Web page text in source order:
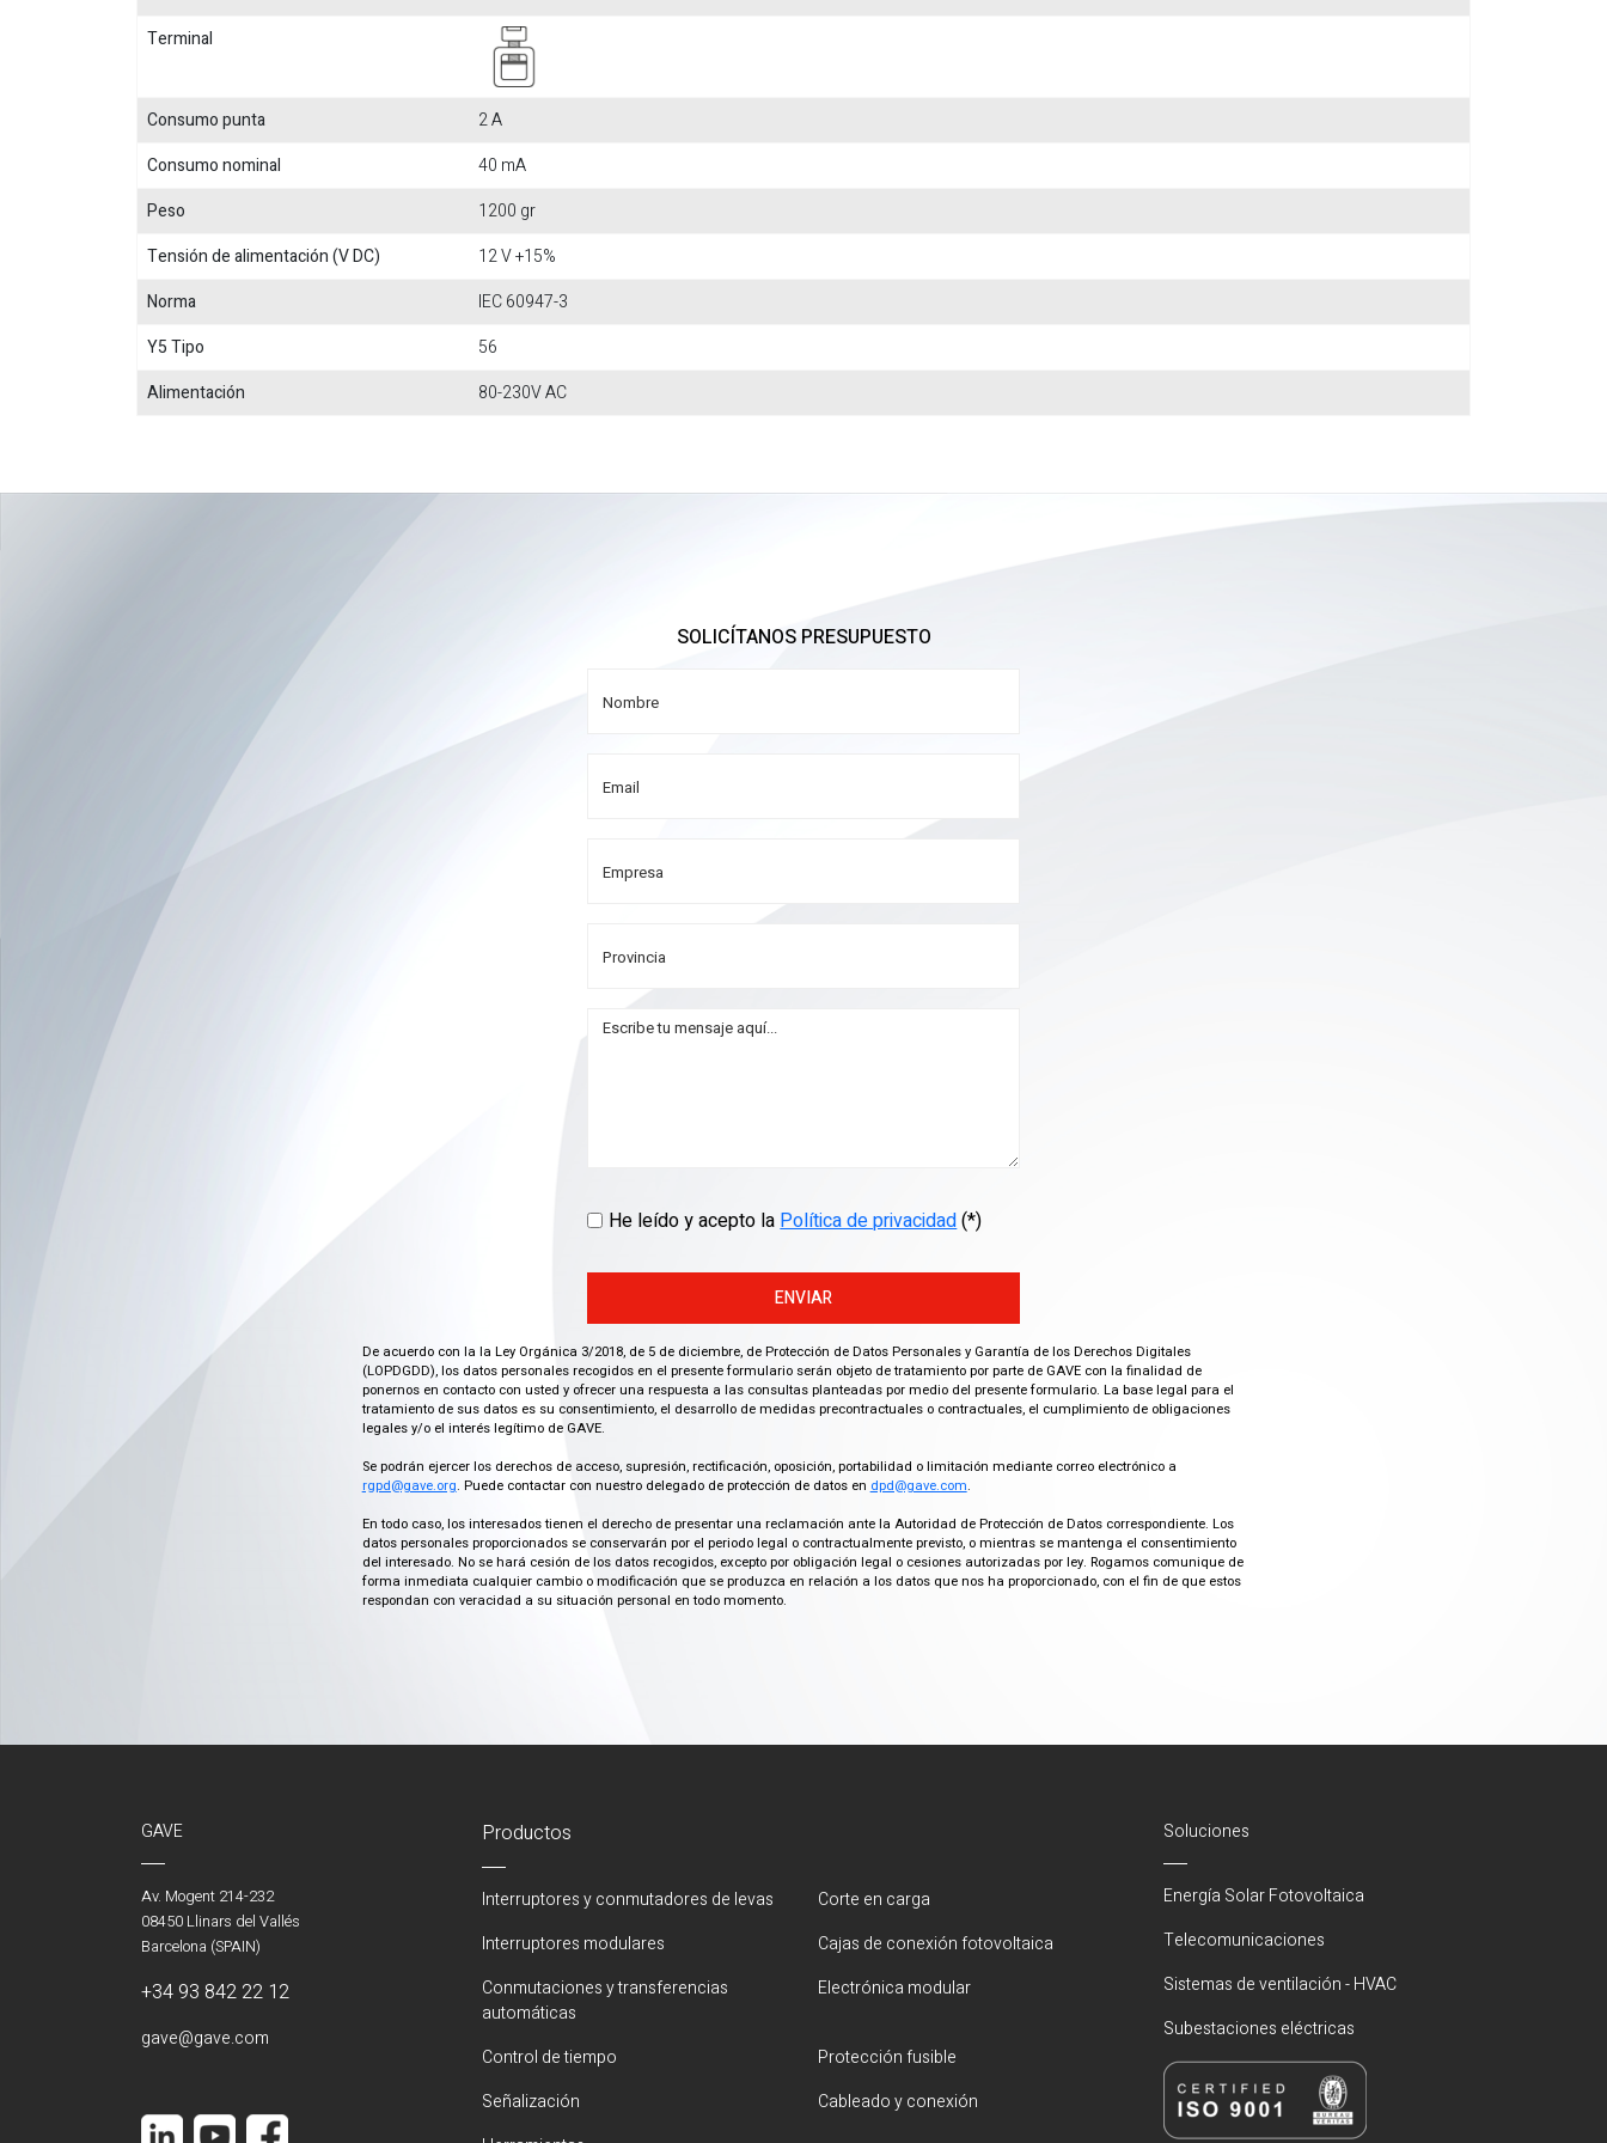
Terminal
Consumo punta
2 A
Consumo nominal
40 mA
Peso
1200 gr
Tensión de alimentación (V DC)
12 V +15%
Norma
IEC 60947-3
Y5 Tipo
56
Alimentación
80-230V AC
SOLICÍTANOS PRESUPUESTO
He leído y acepto laPolítica de privacidad(*)
ENVIAR
De acuerdo con la la Ley Orgánica 3/2018, de 5 de diciembre, de Protección de Datos Personales y Garantía de los Derechos Digitales
(LOPDGDD), los datos personales recogidos en el presente formulario serán objeto de tratamiento por parte de GAVE con la finalidad de
ponernos en contacto con usted y ofrecer una respuesta a las consultas planteadas por medio del presente formulario. La base legal para el
tratamiento de sus datos es su consentimiento, el desarrollo de medidas precontractuales o contractuales, el cumplimiento de obligaciones
legales y/o el interés legítimo de GAVE.
Se podrán ejercer los derechos de acceso, supresión, rectificación, oposición, portabilidad o limitación mediante correo electrónico a
rgpd@gave.org. Puede contactar con nuestro delegado de protección de datos en dpd@gave.com.
En todo caso, los interesados tienen el derecho de presentar una reclamación ante la Autoridad de Protección de Datos correspondiente. Los
datos personales proporcionados se conservarán por el periodo legal o contractualmente previsto, o mientras se mantenga el consentimiento
del interesado. No se hará cesión de los datos recogidos, excepto por obligación legal o cesiones autorizadas por ley. Rogamos comunique de
forma inmediata cualquier cambio o modificación que se produzca en relación a los datos que nos ha proporcionado, con el fin de que estos
respondan con veracidad a su situación personal en todo momento.
GAVE
Av. Mogent 214-232
08450 Llinars del Vallés
Barcelona (SPAIN)
+34 93 842 22 12
gave@gave.com
Productos
Interruptores y conmutadores de levas
Corte en carga
Interruptores modulares
Cajas de conexión fotovoltaica
Conmutaciones y transferencias
automáticas
Electrónica modular
Control de tiempo
Protección fusible
Señalización
Cableado y conexión
Soluciones
Energía Solar Fotovoltaica
Telecomunicaciones
Sistemas de ventilación - HVAC
Subestaciones eléctricas